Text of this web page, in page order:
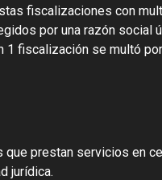
fiscalizaciones con
por una razón social
fiscalización se multó
que prestan servicios en
jurídica.